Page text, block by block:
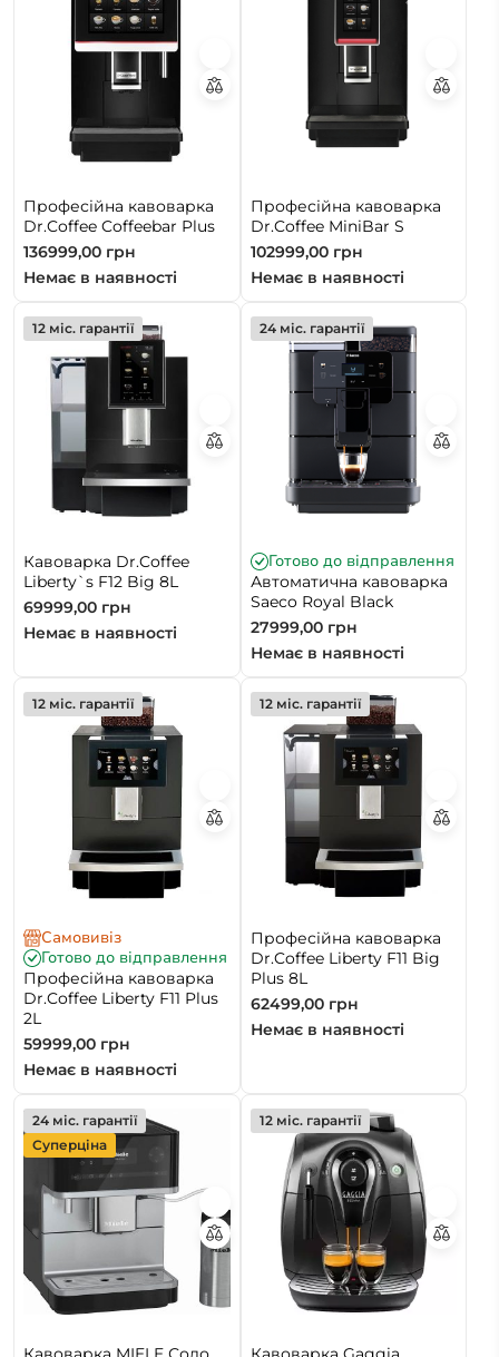
Професійна кавоварка
Dr.Coffee Coffeebar Plus
136999,00 грн
Немає в наявності
Професійна кавоварка
Dr.Coffee MiniBar S
102999,00 грн
Немає в наявності
12 міс. гарантії
Кавоварка Dr.Coffee
Liberty`s F12 Big 8L
69999,00 грн
Немає в наявності
24 міс. гарантії
Готово до відправлення
Автоматична кавоварка
Saeco Royal Black
27999,00 грн
Немає в наявності
12 міс. гарантії
Самовивіз
Готово до відправлення
Професійна кавоварка
Dr.Coffee Liberty F11 Plus
2L
59999,00 грн
Немає в наявності
12 міс. гарантії
Професійна кавоварка
Dr.Coffee Liberty F11 Big
Plus 8L
62499,00 грн
Немає в наявності
24 міс. гарантії
Суперціна
12 міс. гарантії